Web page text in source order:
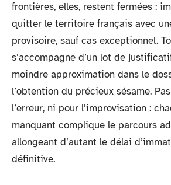
frontières, elles, restent fermées :
quitter le territoire français avec
provisoire, sauf cas exceptionnel.
s’accompagne d’un lot de
moindre approximation dans le
l’obtention du précieux sésame.
l’erreur, ni pour l’improvisation :
manquant complique le parcours
allongeant d’autant le délai
définitive.